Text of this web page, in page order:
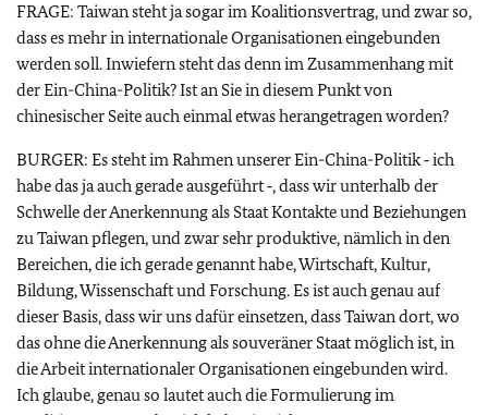
FRAGE: Taiwan steht ja sogar im Koalitionsvertrag, und zwar so,
dass es mehr in internationale Organisationen eingebunden
werden soll. Inwiefern steht das denn im Zusammenhang mit
der Ein-China-Politik? Ist an Sie in diesem Punkt von
chinesischer Seite auch einmal etwas herangetragen worden?
BURGER: Es steht im Rahmen unserer Ein-China-Politik ‑ ich
habe das ja auch gerade ausgeführt ‑, dass wir unterhalb der
Schwelle der Anerkennung als Staat Kontakte und Beziehungen
zu Taiwan pflegen, und zwar sehr produktive, nämlich in den
Bereichen, die ich gerade genannt habe, Wirtschaft, Kultur,
Bildung, Wissenschaft und Forschung. Es ist auch genau auf
dieser Basis, dass wir uns dafür einsetzen, dass Taiwan dort, wo
das ohne die Anerkennung als souveräner Staat möglich ist, in
die Arbeit internationaler Organisationen eingebunden wird.
Ich glaube, genau so lautet auch die Formulierung im